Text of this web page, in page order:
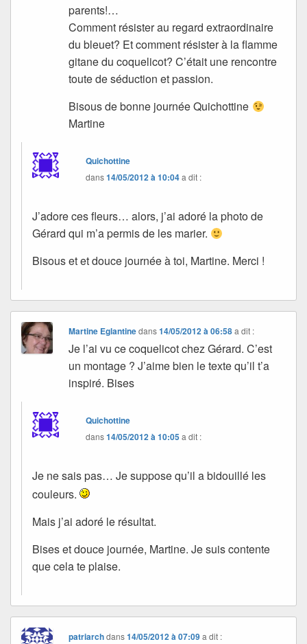
parents!…
Comment résister au regard extraordinaire
du bleuet? Et comment résister à la flamme
gitane du coquelicot? C’était une rencontre
toute de séduction et passion.
Bisous de bonne journée Quichottine
Martine
Quichottine
dans14/05/2012 à 10:04a dit :
J’adore ces fleurs… alors, j’ai adoré la photo de
Gérard qui m’a permis de les marier.
Bisous et et douce journée à toi, Martine. Merci !
Martine Eglantinedans14/05/2012 à 06:58 a dit :
Je l’ai vu ce coquelicot chez Gérard. C’est
un montage ? J’aime bien le texte qu’il t’a
inspiré. Bises
Quichottine
dans14/05/2012 à 10:05a dit :
Je ne sais pas… Je suppose qu’il a bidouillé les
couleurs.
Mais j’ai adoré le résultat.
Bises et douce journée, Martine. Je suis contente
que cela te plaise.
patriarchdans14/05/2012 à 07:09 a dit :